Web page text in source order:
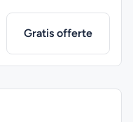
Gratis offerte